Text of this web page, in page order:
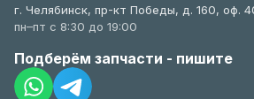
г. Челябинск, пр-кт Победы, д. 160, оф.
пн–пт с 8:30 до 19:00
Подберём запчасти - пишите